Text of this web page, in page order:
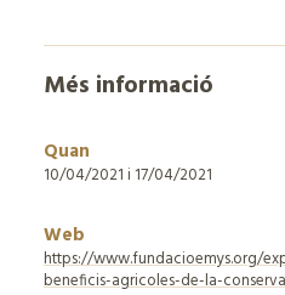
Més informació
Quan
10/04/2021 i 17/04/2021
Web
https://www.fundacioemys.org/
beneficis-agricoles-de-la-